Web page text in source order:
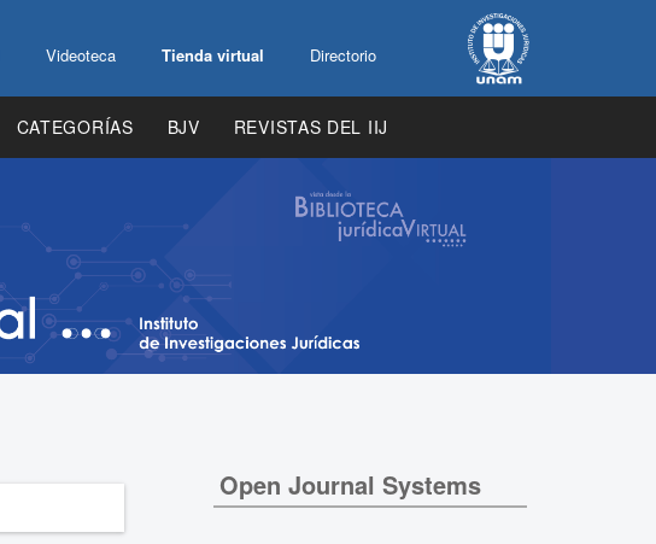
Videoteca Tienda virtual Directorio
CATEGORÍAS BJV REVISTAS DEL IIJ
Open Journal Systems